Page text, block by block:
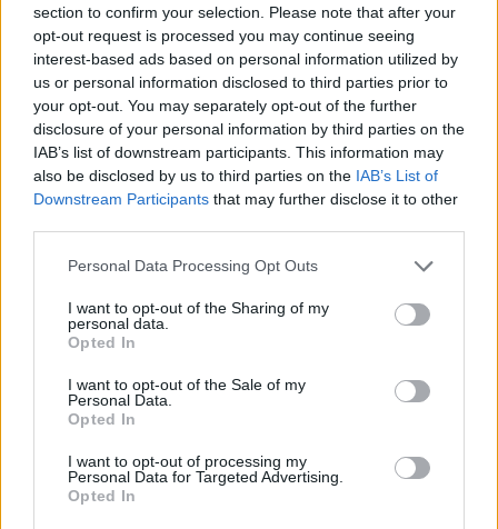
section to confirm your selection. Please note that after your
opt-out request is processed you may continue seeing
interest-based ads based on personal information utilized by
us or personal information disclosed to third parties prior to
your opt-out. You may separately opt-out of the further
disclosure of your personal information by third parties on the
IAB’s list of downstream participants. This information may
also be disclosed by us to third parties on the IAB’s List of
Downstream Participants that may further disclose it to other
Personal Data Processing Opt Outs
I want to opt-out of the Sharing of my
personal data.
Opted In
I want to opt-out of the Sale of my
Personal Data.
Opted In
I want to opt-out of processing my
Personal Data for Targeted Advertising.
Opted In
tervezete, ám a tegnapi értesüléshez képest újabb
újdonságok kerültek bele a csomagba. A szankciós
csomag a következő fontos lépéseket tartalmazza a
hivatalosan kiadott tájékoztató szerint: A fehérorosz
jegybankot elvágják az EU-ban nyilvántartott tartalékaitól
azzal, hogy befagyasztják ezeket az eszközöket, és
megtiltják...
KEDVES OLVASÓNK!
A keresett cikk a portfolio.hu hírarchívumához
tartozik, melynek olvasása előfizetéses
regisztrációhoz kötött.
Az előfizetés a következőket tartalmazza:
Portfolio.hu teljes cikkarchívum
Kötéslisták: BÉT elmúlt 2 év napon belüli
kötéslistái